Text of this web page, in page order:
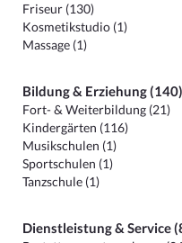
Friseur (130)
Kosmetikstudio (1)
Massage (1)
Bildung & Erziehung (140)
Fort- & Weiterbildung (21)
Kindergärten (116)
Musikschulen (1)
Sportschulen (1)
Tanzschule (1)
Dienstleistung & Service